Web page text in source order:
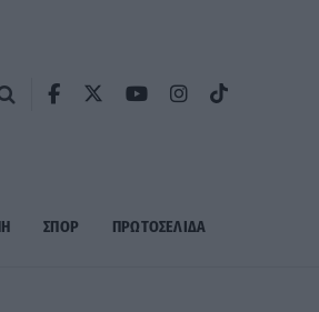
ΣΠΟΡ ΠΡΩΤΟΣΈΛΙΔΑ